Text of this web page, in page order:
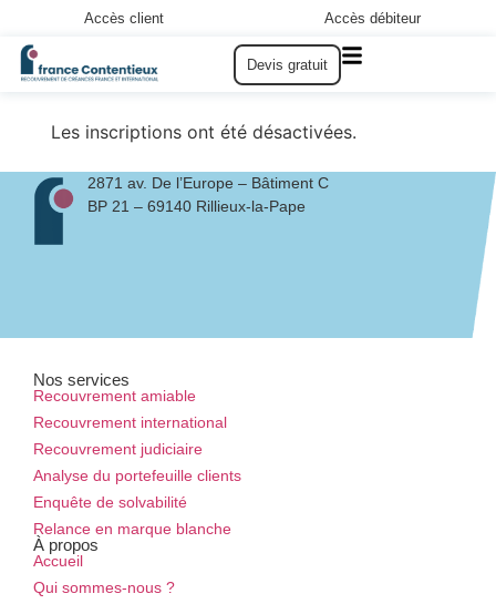
Accès client Accès débiteur
Devis gratuit
Les inscriptions ont été désactivées.
2871 av. De l’Europe – Bâtiment C
BP 21 – 69140 Rillieux-la-Pape
Nos services
Recouvrement amiable
Recouvrement international
Recouvrement judiciaire
Analyse du portefeuille clients
Enquête de solvabilité
Relance en marque blanche
À propos
Accueil
Qui sommes-nous ?